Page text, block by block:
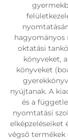
hagyományos
oktatási
könyveket,
könyveket
nyújtanak. A
és a
nyomtatási
elképzeléseiket
végső termékek